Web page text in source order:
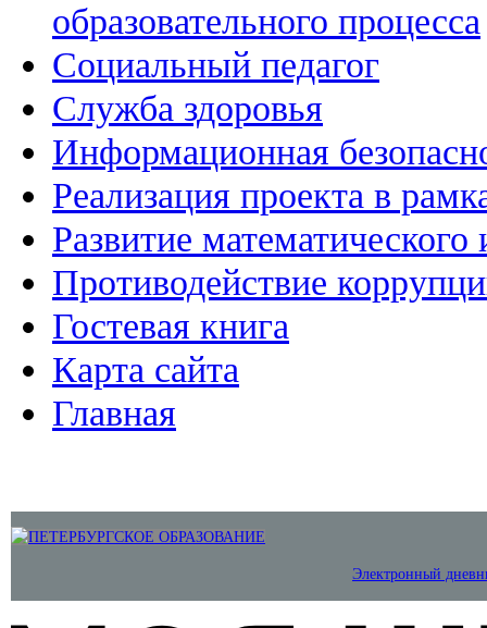
образовательного процесса
Социальный педагог
Служба здоровья
Информационная
Реализация проекта в
Развитие
Противодействие
Гостевая книга
Карта сайта
Главная
Электронный